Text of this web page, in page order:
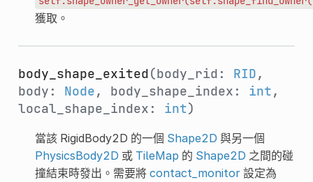
獲取。
body_shape_exited(body_rid: RID,
body: Node, body_shape_index: int,
local_shape_index: int)
當該 RigidBody2D 的一個 Shape2D 與另一個
PhysicsBody2D 或 TileMap 的 Shape2D 之間的碰
撞結束時發出。需要將 contact_monitor設定為